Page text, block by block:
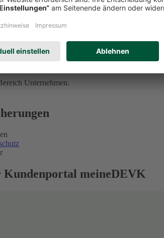
Unternehmen.
Kundenportal meineDEVK